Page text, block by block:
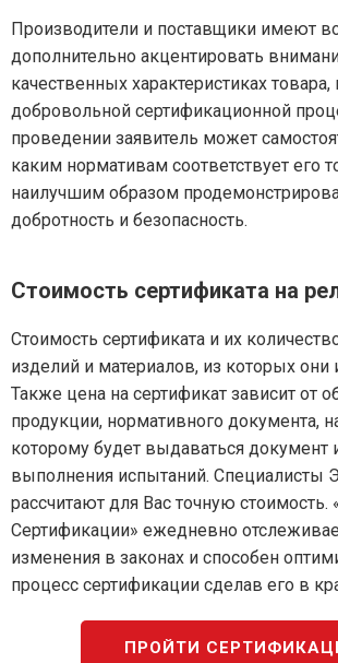
Производители и поставщики имеют
дополнительно акцентировать
качественных характеристиках
добровольной сертификационной
проведении заявитель может
каким нормативам соответствует его
наилучшим образом
добротность и безопасность.
Стоимость сертификата на
Стоимость сертификата и их
изделий и материалов, из которых они
Также цена на сертификат зависит от
продукции, нормативного документа,
которому будет выдаваться документ
выполнения испытаний. Специалисты
рассчитают для Вас точную
Сертификации» ежедневно
изменения в законах и способен
процесс сертификации сделав его в
ПРОЙТИ